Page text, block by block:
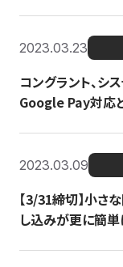
2023.03.23
コングラント、シ
Google Pay対応
2023.03.09
【3/31締切】小さ
し込みが更に簡単